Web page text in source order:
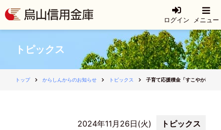
ログイン メニュー
トピックス
トップ からしんからのお知らせ トピックス 子育て応援積金「すこやか積金
2024年11月26日(火) トピックス